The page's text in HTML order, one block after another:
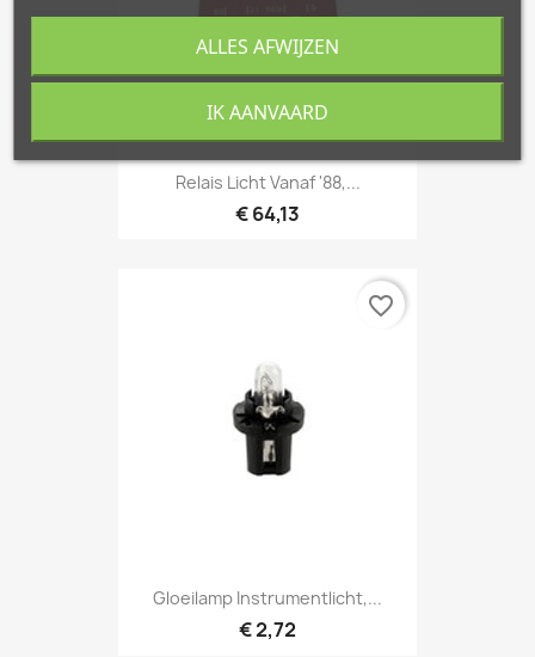
Relais Licht Vanaf '88,...
€ 64,13
Gloeilamp Instrumentlicht,...
€ 2,72
favorite_border
ALLES AFWIJZEN
IK AANVAARD